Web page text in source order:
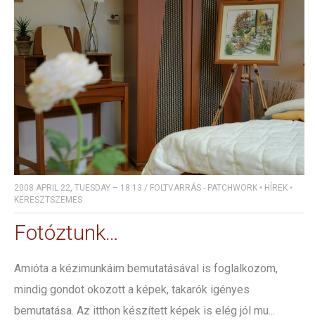
2008 APRIL 22, TUESDAY – 18:13 / FOLTVARRÁS - PATCHWORK • HÍREK •
KERESZTSZEMES
Fotóztunk…
Amióta a kézimunkáim bemutatásával is foglalkozom,
mindig gondot okozott a képek, takarók igényes
bemutatása. Az itthon készített képek is elég jól mu...